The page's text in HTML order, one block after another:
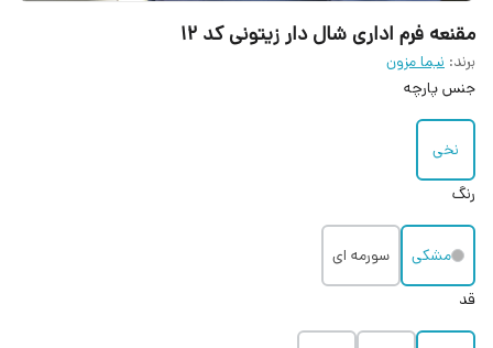
مقنعه فرم اداری شال دار زیتونی کد ۱۲
برند: نیما مزون
جنس پارچه
نخی
رنگ
مشکی
سورمه ای
قد